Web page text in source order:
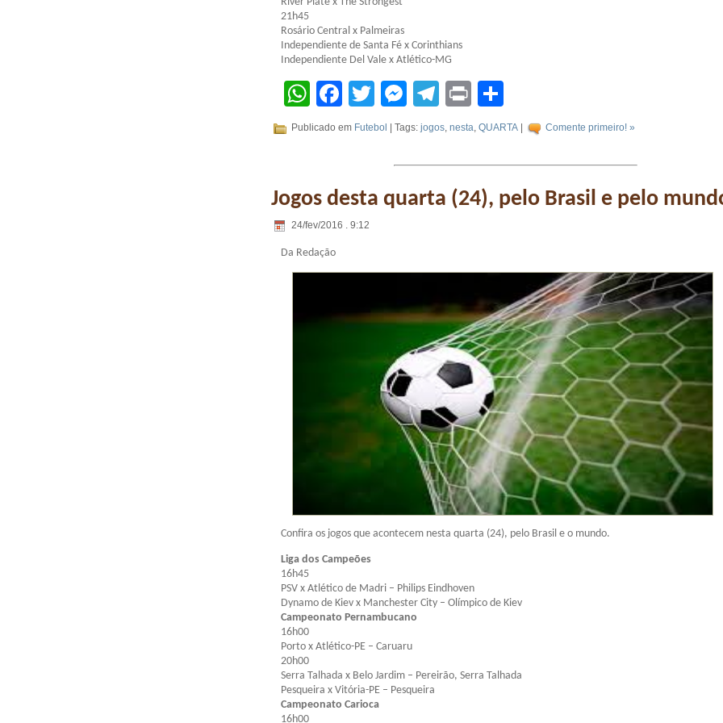
21h45
Rosário Central x Palmeiras
Independiente de Santa Fé x Corinthians
Independiente Del Vale x Atlético-MG
WhatsApp
Facebook
TwitterMessenger
Telegram
Print
Publicado em Futebol | Tags: jogos, nesta, QUARTA | Comente primeiro! »
Jogos desta quarta (24), pelo Brasil e pelo
24/fev/2016 . 9:12
Da Redação
Confira os jogos que acontecem nesta quarta (24), pelo Brasil e o mundo.
Liga dos Campeões
16h45
PSV x Atlético de Madri – Philips Eindhoven
Dynamo de Kiev x Manchester City – Olímpico de Kiev
Campeonato Pernambucano
16h00
Porto x Atlético-PE – Caruaru
20h00
Serra Talhada x Belo Jardim – Pereirão, Serra Talhada
Pesqueira x Vitória-PE – Pesqueira
Campeonato Carioca
16h00